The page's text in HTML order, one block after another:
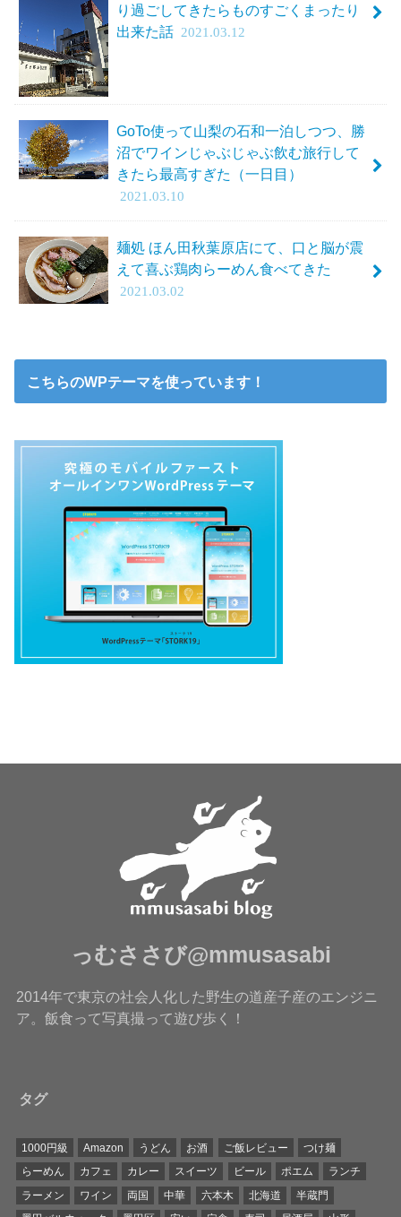
り過ごしてきたらものすごくまったり
出来た話 2021.03.12
GoTo使って山梨の石和一泊しつつ、勝
沼でワインじゃぶじゃぶ飲む旅行して
きたら最高すぎた（一日目）
2021.03.10
麺処 ほん田秋葉原店にて、口と脳が震
えて喜ぶ鶏肉らーめん食べてきた
2021.03.02
こちらのWPテーマを使っています！
っむささび@mmusasabi
2014年で東京の社会人化した野生の道産子産のエンジニ
ア。飯食って写真撮って遊び歩く！
タグ
1000円級 Amazon うどん お酒 ご飯レビュー
つけ麺
らーめん
カフェ カレー スイーツ ビール ポエム
ランチ
ラーメン
ワイン 両国 中華 六本木 北海道
半蔵門